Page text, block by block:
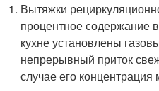
Вытяжки
процентное содержание
кухне установлены
непрерывный приток
случае его